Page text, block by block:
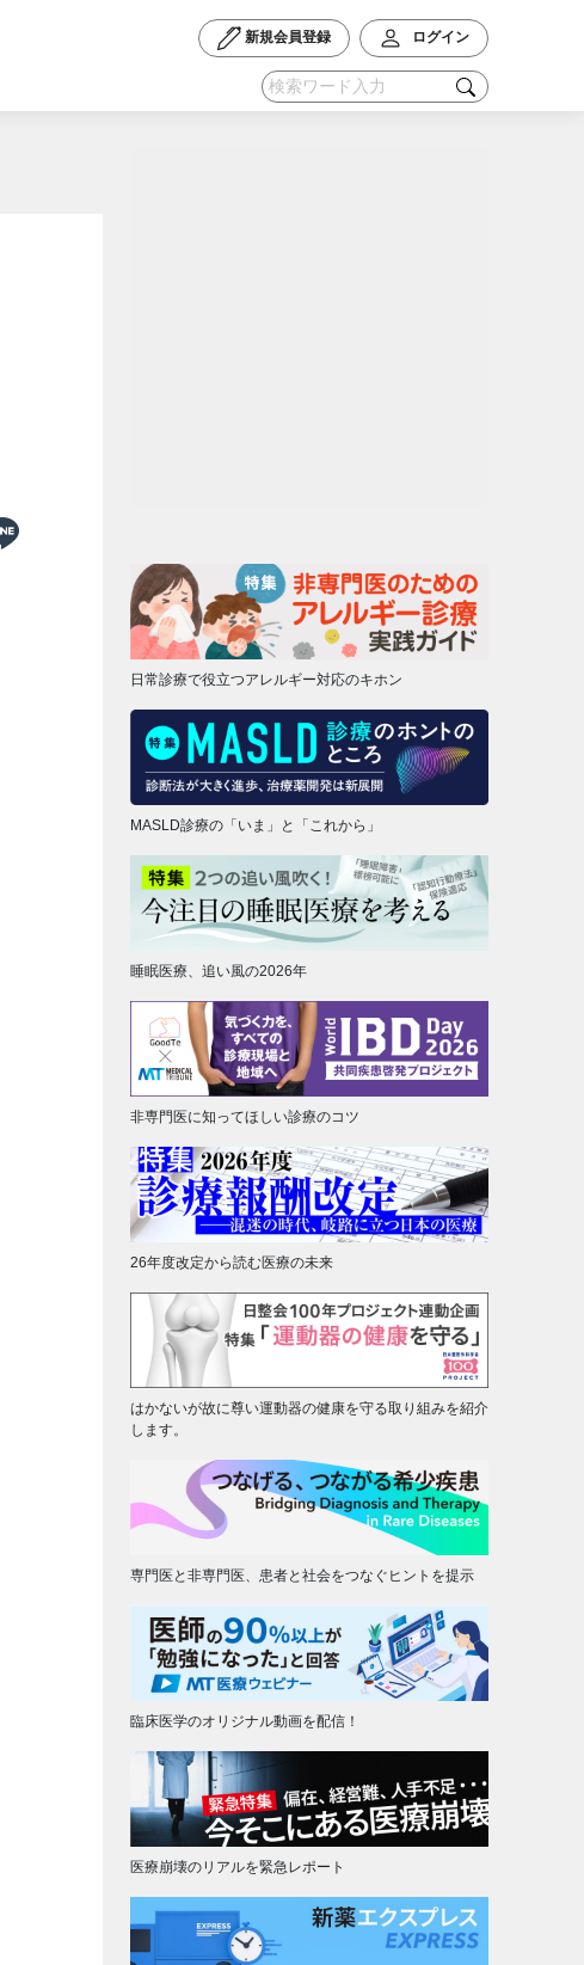
新規会員登録 ログイン
日常診療で役立つアレルギー対応のキホン
MASLD診療の「いま」と「これから」
睡眠医療、追い風の2026年
非専門医に知ってほしい診療のコツ
26年度改定から読む医療の未来
はかないが故に尊い運動器の健康を守る取り組みを紹介
します。
専門医と非専門医、患者と社会をつなぐヒントを提示
臨床医学のオリジナル動画を配信！
医療崩壊のリアルを緊急レポート